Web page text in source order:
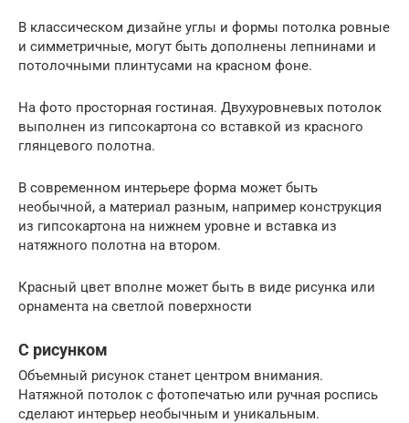
В классическом дизайне углы и формы потолка ровные
и симметричные, могут быть дополнены лепнинами и
потолочными плинтусами на красном фоне.
На фото просторная гостиная. Двухуровневых потолок
выполнен из гипсокартона со вставкой из красного
глянцевого полотна.
В современном интерьере форма может быть
необычной, а материал разным, например конструкция
из гипсокартона на нижнем уровне и вставка из
натяжного полотна на втором.
Красный цвет вполне может быть в виде рисунка или
орнамента на светлой поверхности
С рисунком
Объемный рисунок станет центром внимания.
Натяжной потолок с фотопечатью или ручная роспись
сделают интерьер необычным и уникальным.